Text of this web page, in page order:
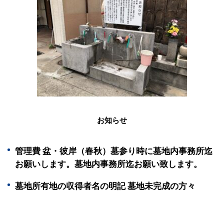
お知らせ
管理費 盆・彼岸（春秋）墓参り時に墓地内事務所迄
お願いします。墓地内事務所迄お願い致します。
墓地所有地の収得者名の明記 墓地未完成の方々